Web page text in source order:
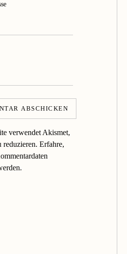
verwendet Akismet,
reduzieren. Erfahre,